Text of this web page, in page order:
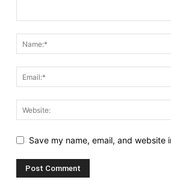
Save my name, email, and